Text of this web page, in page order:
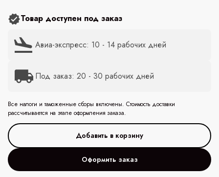
Товар доступен под заказ
Авиа-экспресс: 10 - 14 рабочих дней
Под заказ: 20 - 30 рабочих дней
Все налоги и таможенные сборы включены. Стоимость доставки
рассчитывается на этапе оформления заказа.
Оформить заказ